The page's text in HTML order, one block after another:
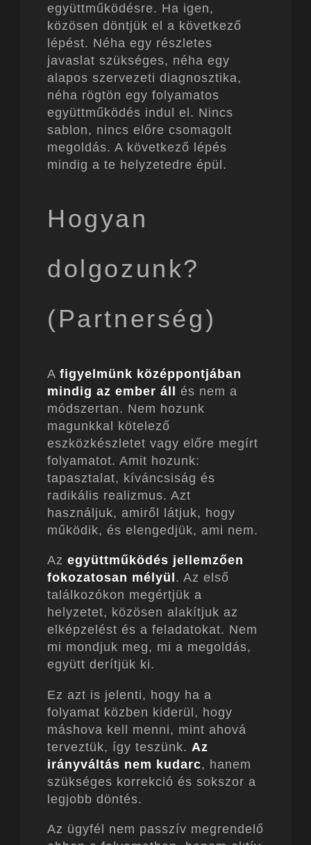
együttműködésre. Ha igen,
közösen döntjük el a következő
lépést. Néha egy részletes
javaslat szükséges, néha egy
alapos szervezeti diagnosztika,
néha rögtön egy folyamatos
együttműködés indul el. Nincs
sablon, nincs előre csomagolt
megoldás. A következő lépés
mindig a te helyzetedre épül.
Hogyan
dolgozunk?
(Partnerség)
A figyelmünk középpontjában
mindig az ember áll és nem a
módszertan. Nem hozunk
magunkkal kötelező
eszközkészletet vagy előre megírt
folyamatot. Amit hozunk:
tapasztalat, kíváncsiság és
radikális realizmus. Azt
használjuk, amiről látjuk, hogy
működik, és elengedjük, ami nem.
Az együttműködés jellemzően
fokozatosan mélyül. Az első
találkozókon megértjük a
helyzetet, közösen alakítjuk az
elképzelést és a feladatokat. Nem
mi mondjuk meg, mi a megoldás,
együtt derítjük ki.
Ez azt is jelenti, hogy ha a
folyamat közben kiderül, hogy
máshova kell menni, mint ahová
terveztük, így teszünk. Az
irányváltás nem kudarc, hanem
szükséges korrekció és sokszor a
legjobb döntés.
Az ügyfél nem passzív megrendelő